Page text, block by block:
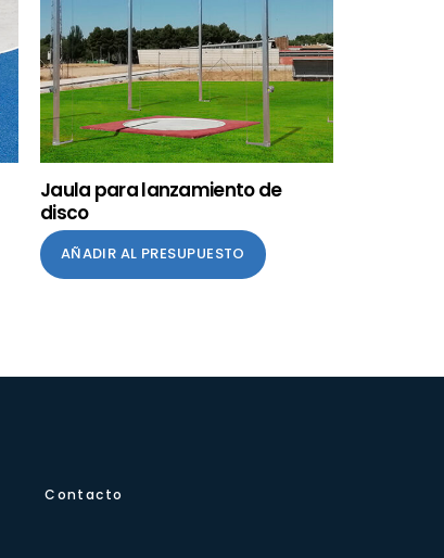
Jaula para lanzamiento de
disco
AÑADIR AL PRESUPUESTO
Contacto